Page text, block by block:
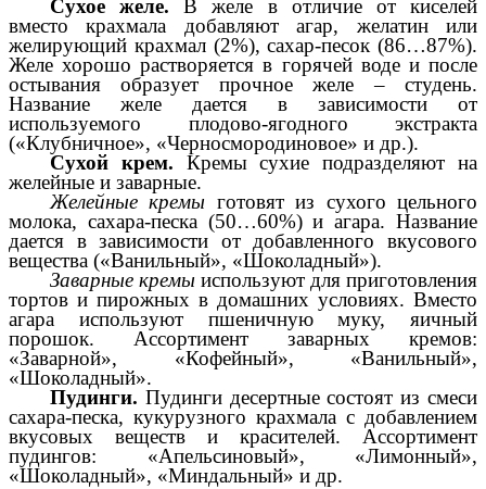
Сухое желе.В желе в отличие от киселей
вместо крахмала добавляют агар, желатин или
желирующий крахмал (2%), сахар-песок (86…87%).
Желе хорошо растворяется в горячей воде и после
остывания образует прочное желе – студень.
Название желе дается в зависимости от
используемого плодово-ягодного экстракта
(«Клубничное», «Черносмородиновое» и др.).
Сухой крем. Кремы сухие подразделяют на
желейные и заварные.
Желейные кремы готовят из сухого цельного
молока, сахара-песка (50…60%) и агара. Название
дается в зависимости от добавленного вкусового
вещества («Ванильный», «Шоколадный»).
Заварные кремы используют для приготовления
тортов и пирожных в домашних условиях. Вместо
агара используют пшеничную муку, яичный
порошок. Ассортимент заварных кремов:
«Заварной», «Кофейный», «Ванильный»,
«Шоколадный».
Пудинги. Пудинги десертные состоят из смеси
сахара-песка, кукурузного крахмала с добавлением
вкусовых веществ и красителей. Ассортимент
пудингов: «Апельсиновый», «Лимонный»,
«Шоколадный», «Миндальный» и др.